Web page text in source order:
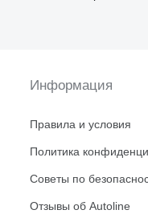
Информация
Правила и условия
Политика
Советы по
Отзывы об Autoline